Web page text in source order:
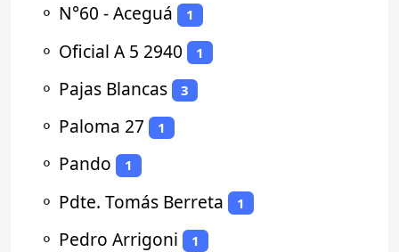
⚬ N°60 - Aceguá 1
⚬ Oficial A 5 2940 1
⚬ Pajas Blancas 3
⚬ Paloma 27 1
⚬ Pando 1
⚬ Pdte. Tomás Berreta 1
⚬ Pedro Arrigoni 1